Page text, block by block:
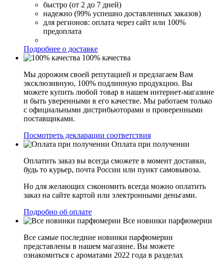
быстро (от 2 до 7 дней)
надежно (99% успешно доставленных заказов)
для регионов: оплата через сайт или 100%
предоплата
Подробнее о доставке
100% качества
Мы дорожим своей репутацией и предлагаем Вам
эксклюзивную, 100% подлинную продукцию. Вы
можете купить любой товар в нашем интернет-магазине
и быть уверенными в его качестве. Мы работаем только
с официальными дистрибьюторами и проверенными
поставщиками.
Посмотреть декларации соответствия
Оплата при получении
Оплатить заказ вы всегда сможете в момент доставки,
будь то курьер, почта России или пункт самовывоза.
Но для желающих сэкономить всегда можно оплатить
заказ на сайте картой или электронными деньгами.
Подробно об оплате
Все новинки парфюмерии
Все самые последние новинки парфюмерии
представлены в нашем магазине. Вы можете
ознакомиться с ароматами 2022 года в разделах